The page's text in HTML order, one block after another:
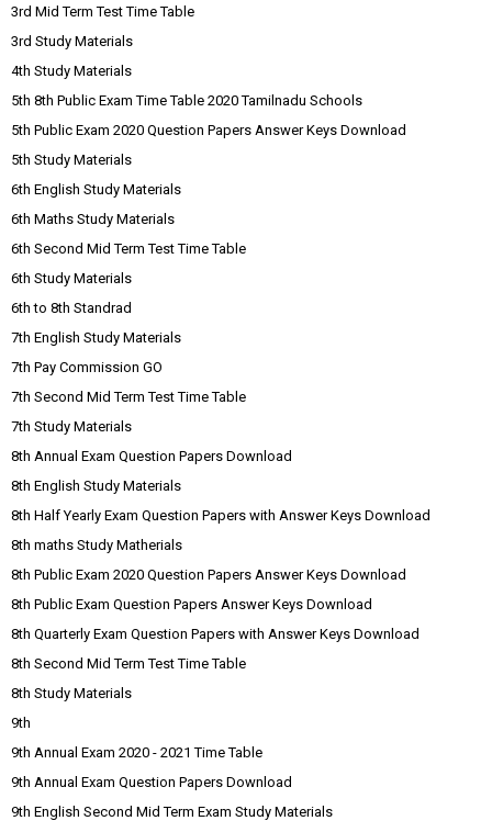
3rd Mid Term Test Time Table
3rd Study Materials
4th Study Materials
5th 8th Public Exam Time Table 2020 Tamilnadu Schools
5th Public Exam 2020 Question Papers Answer Keys Download
5th Study Materials
6th English Study Materials
6th Maths Study Materials
6th Second Mid Term Test Time Table
6th Study Materials
6th to 8th Standrad
7th English Study Materials
7th Pay Commission GO
7th Second Mid Term Test Time Table
7th Study Materials
8th Annual Exam Question Papers Download
8th English Study Materials
8th Half Yearly Exam Question Papers with Answer Keys Download
8th maths Study Matherials
8th Public Exam 2020 Question Papers Answer Keys Download
8th Public Exam Question Papers Answer Keys Download
8th Quarterly Exam Question Papers with Answer Keys Download
8th Second Mid Term Test Time Table
8th Study Materials
9th
9th Annual Exam 2020 - 2021 Time Table
9th Annual Exam Question Papers Download
9th English Second Mid Term Exam Study Materials